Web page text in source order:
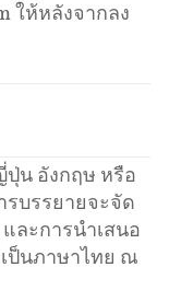
ให้หลังจากลง
น อังกฤษ หรือ
รบรรยายจะจัด
ละการนำเสนอ
ป็นภาษาไทย ณ